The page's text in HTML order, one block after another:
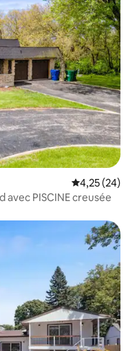
Évaluation
4,25 (24)
avec PISCINE creusée